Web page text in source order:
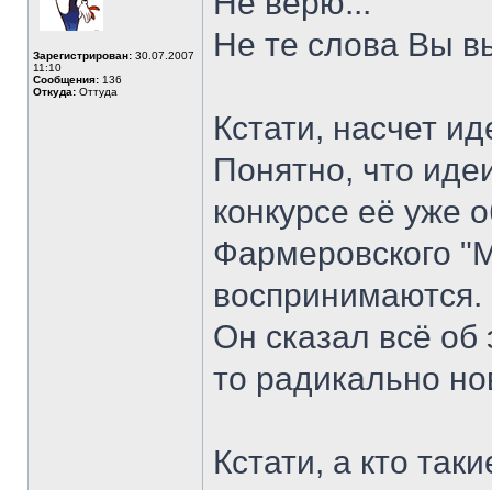
Зарегистрирован: 30.07.2007
11:10
Сообщения: 136
Откуда: Оттуда
Не те слова Вы
Кстати, насчет
Понятно, что
конкурсе её уже
Фармеровского
воспринимаются.
Он сказал всё
то радикально
Кстати, а кто